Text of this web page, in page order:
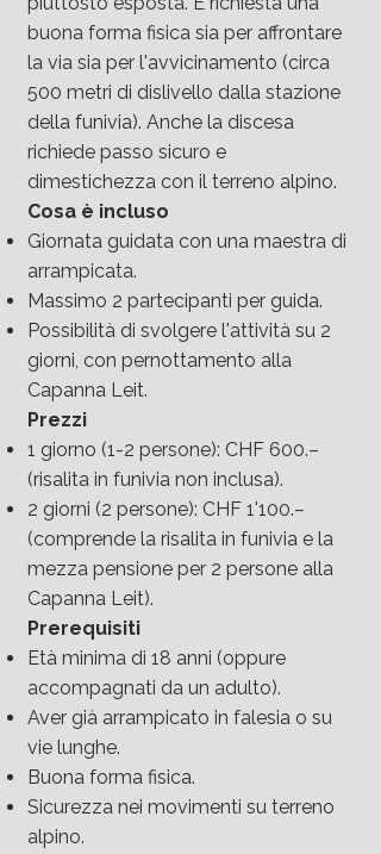
buona forma fisica sia per affrontare
la via sia per l'avvicinamento (circa
500 metri di dislivello dalla stazione
della funivia). Anche la discesa
richiede passo sicuro e
dimestichezza con il terreno alpino.
Cosa è incluso
Giornata guidata con una maestra di
arrampicata.
Massimo 2 partecipanti per guida.
Possibilità di svolgere l'attività su 2
giorni, con pernottamento alla
Capanna Leit.
Prezzi
1 giorno (1-2 persone): CHF 600.–
(risalita in funivia non inclusa).
2 giorni (2 persone): CHF 1'100.–
(comprende la risalita in funivia e la
mezza pensione per 2 persone alla
Capanna Leit).
Prerequisiti
Età minima di 18 anni (oppure
accompagnati da un adulto).
Aver già arrampicato in falesia o su
vie lunghe.
Buona forma fisica.
Sicurezza nei movimenti su terreno
alpino.